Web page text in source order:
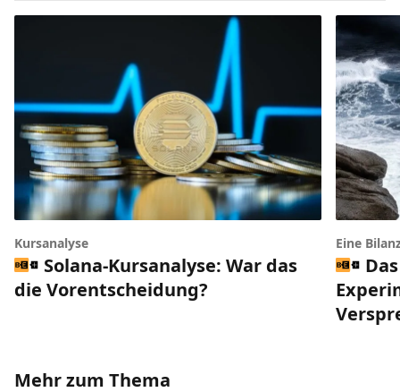
Kursanalyse
Solana-Kursanalyse: War das
die Vorentscheidung?
Eine
Mehr zum Thema